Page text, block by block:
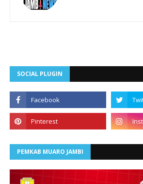
SOCIAL PLUGIN
PEMKAB MUARO JAMBI